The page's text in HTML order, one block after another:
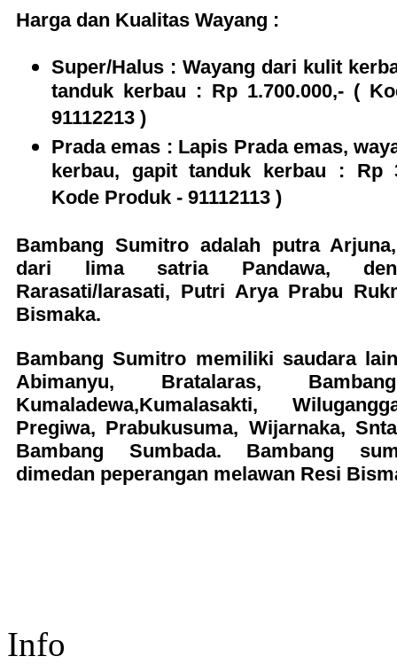
Harga dan Kualitas Wayang :
Super/Halus : Wayang dari kulit
tanduk kerbau : Rp 1.700.000,- (
91112213 )
Prada emas : Lapis Prada emas,
kerbau, gapit tanduk kerbau : Rp
Kode Produk - 91112113 )
Bambang Sumitro adalah putra
dari lima satria Pandawa,
Rarasati/larasati, Putri Arya Prabu
Bismaka.
Bambang Sumitro memiliki saudara
Abimanyu, Bratalaras,
Kumaladewa,Kumalasakti,
Pregiwa, Prabukusuma, Wijarnaka,
Bambang Sumbada. Bambang
dimedan peperangan melawan Resi
Info